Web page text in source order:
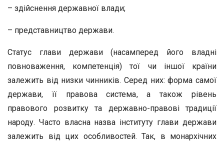
– здійснення державної влади;
– представництво держави.
Статус глави держави (насамперед його владні
повноваження, компетенція) тої чи іншої країни
залежить від низки чинників. Серед них: форма самої
держави, її правова система, а також рівень
правового розвитку та державно-правові традиції
народу. Часто власна назва інституту глави держави
залежить від цих особливостей. Так, в монархічних